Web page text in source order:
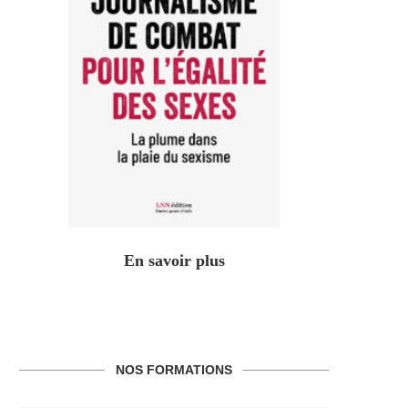
En savoir plus
NOS FORMATIONS